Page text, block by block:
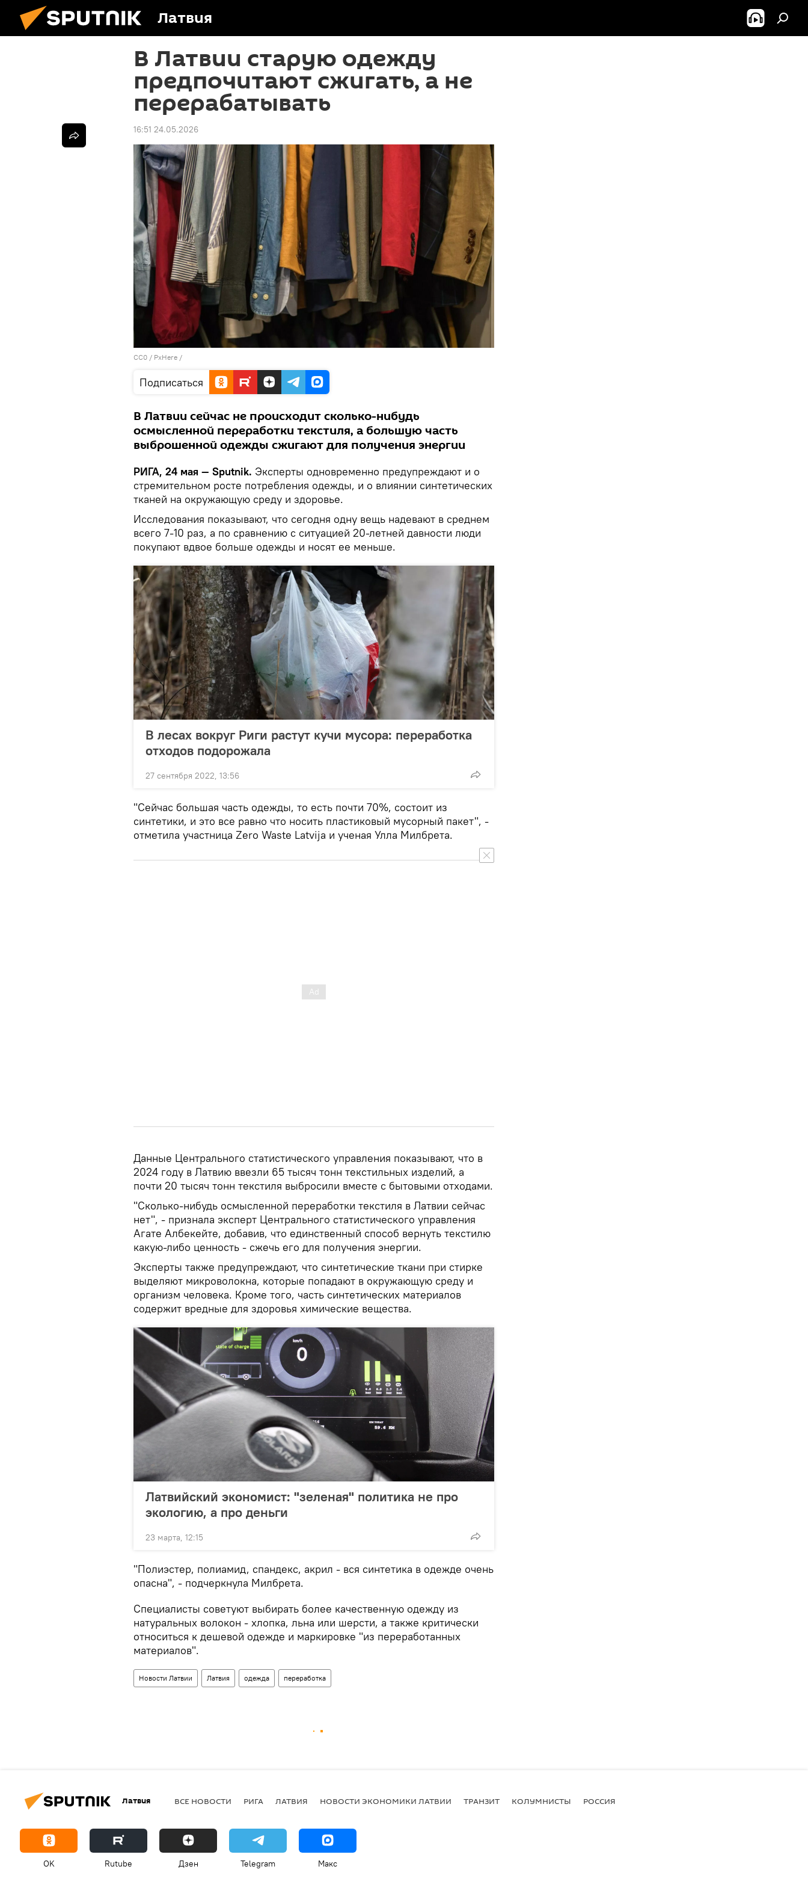
Латвия
В Латвии старую одежду
предпочитают сжигать, а не
перерабатывать
16:51 24.05.2026
CC0 / PxHere /
Подписаться
В Латвии сейчас не происходит сколько-нибудь
осмысленной переработки текстиля, а большую часть
выброшенной одежды сжигают для получения энергии
РИГА, 24 мая — Sputnik. Эксперты одновременно предупреждают и о
стремительном росте потребления одежды, и о влиянии синтетических
тканей на окружающую среду и здоровье.
Исследования показывают, что сегодня одну вещь надевают в среднем
всего 7-10 раз, а по сравнению с ситуацией 20-летней давности люди
покупают вдвое больше одежды и носят ее меньше.
В лесах вокруг Риги растут кучи мусора: переработка
отходов подорожала
27 сентября 2022, 13:56
"Сейчас большая часть одежды, то есть почти 70%, состоит из
синтетики, и это все равно что носить пластиковый мусорный пакет", -
отметила участница Zero Waste Latvija и ученая Улла Милбрета.
Данные Центрального статистического управления показывают, что в
2024 году в Латвию ввезли 65 тысяч тонн текстильных изделий, а
почти 20 тысяч тонн текстиля выбросили вместе с бытовыми отходами.
"Сколько-нибудь осмысленной переработки текстиля в Латвии сейчас
нет", - признала эксперт Центрального статистического управления
Агате Албекейте, добавив, что единственный способ вернуть текстилю
какую-либо ценность - сжечь его для получения энергии.
Эксперты также предупреждают, что синтетические ткани при стирке
выделяют микроволокна, которые попадают в окружающую среду и
организм человека. Кроме того, часть синтетических материалов
содержит вредные для здоровья химические вещества.
Латвийский экономист: "зеленая" политика не про
экологию, а про деньги
23 марта, 12:15
"Полиэстер, полиамид, спандекс, акрил - вся синтетика в одежде очень
опасна", - подчеркнула Милбрета.
Специалисты советуют выбирать более качественную одежду из
натуральных волокон - хлопка, льна или шерсти, а также критически
относиться к дешевой одежде и маркировке "из переработанных
материалов".
Новости Латвии Латвия одежда переработка
Латвия ВСЕ НОВОСТИ РИГА ЛАТВИЯ НОВОСТИ ЭКОНОМИКИ ЛАТВИИ ТРАНЗИТ КОЛУМНИСТЫ РОССИЯ
OK Rutube Дзен Telegram Макс